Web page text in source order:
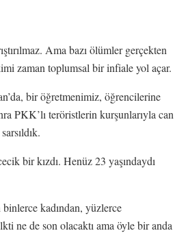
Ama bazı ölümler gerçekten
zaman toplumsal bir infiale yol açar.
bir öğretmenimiz, öğrencilerine
PKK’lı teröristlerin kurşunlarıyla can
bir kızdı. Henüz 23 yaşındaydı
kadından, yüzlerce
ne de son olacaktı ama öyle bir anda